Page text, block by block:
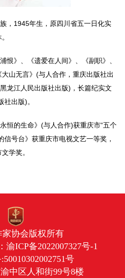
，1945年生，原四川省五一日化实
恨》、《遗爱在人间》、《副职》、
大山无言》(与人合作，重庆出版社出
龙江人民出版社出版)，长篇纪实文
出版)。
恒的生命》(与人合作)获重庆市“五个
信号台》获重庆市电视文艺一等奖，
学奖。
家协会版权所有
渝ICP备2022007327号-1
号
中区人和街99号8楼